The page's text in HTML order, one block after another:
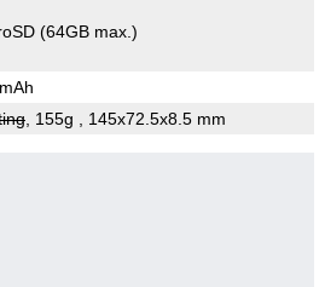
(64GB max.)
, 155g , 145x72.5x8.5 mm